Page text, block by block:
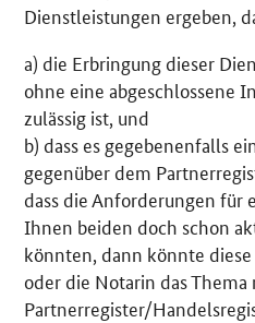
Dienstleistungen ergeben,
a) die Erbringung dieser
ohne eine abgeschlossene
zulässig ist, und
b) dass es gegebenenfalls
gegenüber dem
dass die Anforderungen für
Ihnen beiden doch schon
könnten, dann könnte
oder die Notarin das
Partnerregister/